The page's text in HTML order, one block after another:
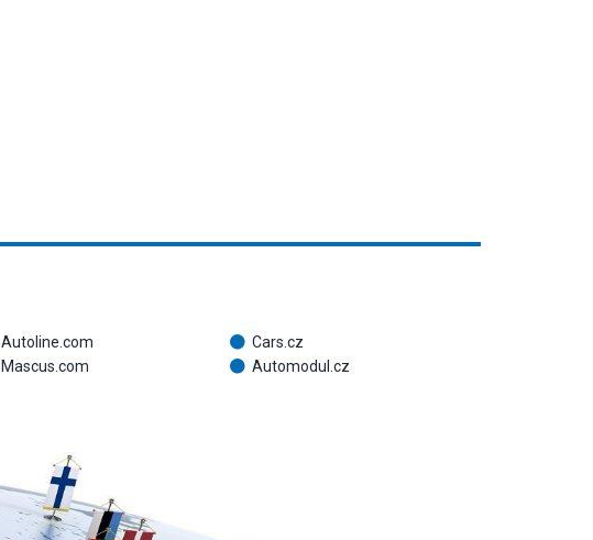
Autoline.com
Cars.cz
Mascus.com Automodul.cz